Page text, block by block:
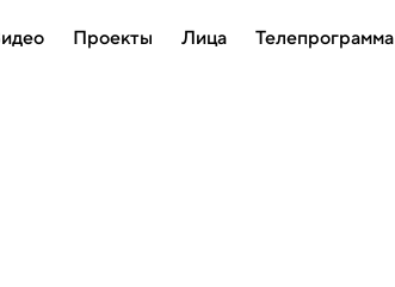
Проекты Лица Телепрограмма